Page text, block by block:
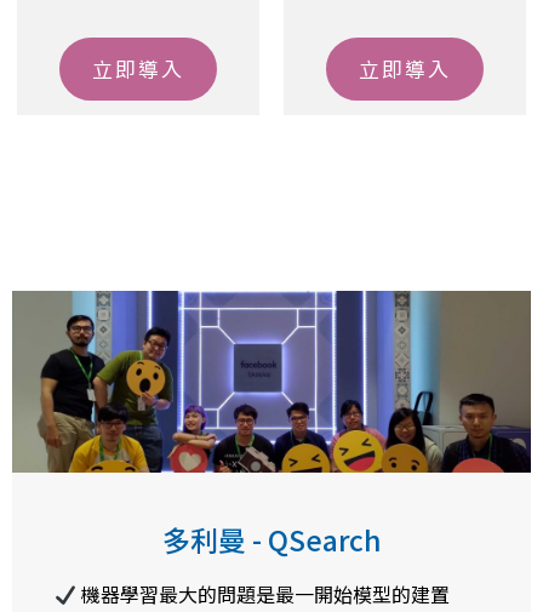
立即導入 立即導入
多利曼 - QSearch
機器學習最大的問題是最一開始模型的建置